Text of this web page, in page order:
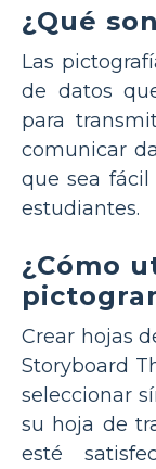
¿Qué
Las
de datos
para
comunicar
que sea
estudiantes.
¿Cómo
Crear hojas
Storyboard
seleccionar
su hoja de
esté